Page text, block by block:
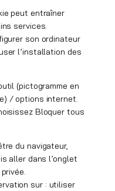
peut entraîner
services.
son ordinateur
l’installation des
(pictogramme en
/ options internet.
Bloquer tous
du navigateur,
aller dans l’onglet
sur : utiliser